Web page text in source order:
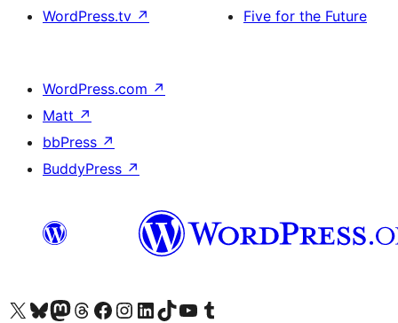
WordPress.tv ↗
Five for the Future
WordPress.com ↗
Matt ↗
bbPress ↗
BuddyPress ↗
Visita nuestra cuenta de X (anteriormente Twitter)
Visita nuestra cuenta de Bluesky
Visita nuestra cuenta de Mastodon
Visita nuestra cuenta de Threads
Visita nuestra página de Facebook
Visita nuestra cuenta de Instagram
Visita nuestra cuenta de LinkedIn
Visita nuestra cuenta de TikTok
Visita nuestro canal de YouTube
Visita nuestra cuenta de Tumblr